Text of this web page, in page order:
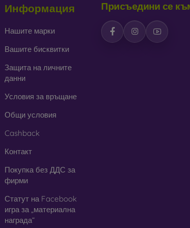
калъфите. Придава интересен дизайн.
за телефони се изработват от рециклирани
интересни калъфи за телефони, изработени
Информация
Нашите марки
Вашите бисквитки
Защита на личните
данни
Условия за връщане
Общи условия
Cashback
Контакт
Покупка без ДДС за
фирми
Статут на Facebook
игра за „материална
награда“
Присъедини се